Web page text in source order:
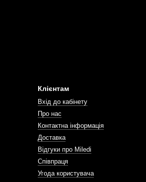
Клієнтам
Вхід до кабінету
Про нас
Контактна інформація
Доставка
Відгуки про Miledi
Співпраця
Угода користувача